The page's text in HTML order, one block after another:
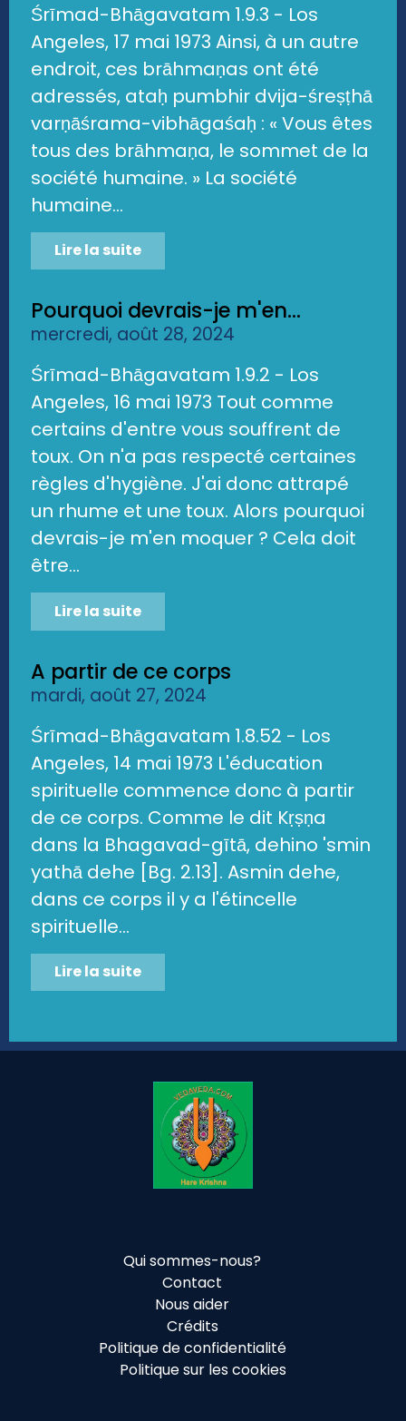
Śrīmad-Bhāgavatam 1.9.3 - Los
Angeles, 17 mai 1973 Ainsi, à un autre
endroit, ces brāhmaṇas ont été
adressés, ataḥ pumbhir dvija-śreṣṭhā
varṇāśrama-vibhāgaśaḥ : « Vous êtes
tous des brāhmaṇa, le sommet de la
société humaine. » La société
humaine...
Lire la suite
Pourquoi devrais-je m'en...
mercredi, août 28, 2024
Śrīmad-Bhāgavatam 1.9.2 - Los
Angeles, 16 mai 1973 Tout comme
certains d'entre vous souffrent de
toux. On n'a pas respecté certaines
règles d'hygiène. J'ai donc attrapé
un rhume et une toux. Alors pourquoi
devrais-je m'en moquer ? Cela doit
être...
Lire la suite
A partir de ce corps
mardi, août 27, 2024
Śrīmad-Bhāgavatam 1.8.52 - Los
Angeles, 14 mai 1973 L'éducation
spirituelle commence donc à partir
de ce corps. Comme le dit Kṛṣṇa
dans la Bhagavad-gītā, dehino 'smin
yathā dehe [Bg. 2.13]. Asmin dehe,
dans ce corps il y a l'étincelle
spirituelle...
Lire la suite
Qui sommes-nous?
Contact
Nous aider
Crédits
Politique de confidentialité
Politique sur les cookies